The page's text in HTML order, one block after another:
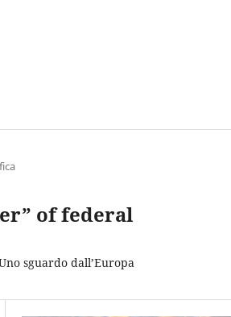
of federal
sguardo dall’Europa